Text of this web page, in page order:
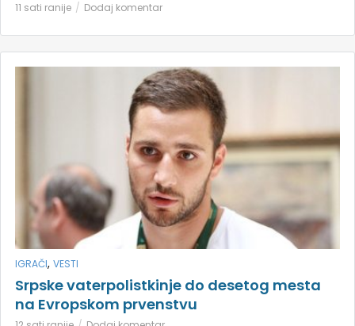
11 sati ranije Dodaj komentar
IGRAČI, VESTI
Srpske vaterpolistkinje do desetog mesta
na Evropskom prvenstvu